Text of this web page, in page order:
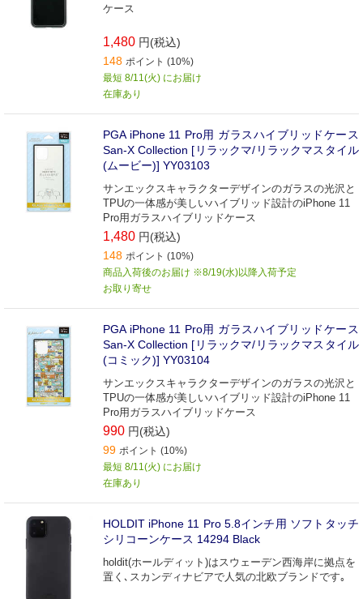
ケース
1,480 円(税込)
148 ポイント (10%)
最短 8/11(火) にお届け
在庫あり
PGA iPhone 11 Pro用 ガラスハイブリッドケース
San-X Collection [リラックマ/リラックマスタイル
(ムービー)] YY03103
サンエックスキャラクターデザインのガラスの光沢と
TPUの一体感が美しいハイブリッド設計のiPhone 11
Pro用ガラスハイブリッドケース
1,480 円(税込)
148 ポイント (10%)
商品入荷後のお届け ※8/19(水)以降入荷予定
お取り寄せ
PGA iPhone 11 Pro用 ガラスハイブリッドケース
San-X Collection [リラックマ/リラックマスタイル
(コミック)] YY03104
サンエックスキャラクターデザインのガラスの光沢と
TPUの一体感が美しいハイブリッド設計のiPhone 11
Pro用ガラスハイブリッドケース
990 円(税込)
99 ポイント (10%)
最短 8/11(火) にお届け
在庫あり
HOLDIT iPhone 11 Pro 5.8インチ用 ソフトタッチ
シリコーンケース 14294 Black
holdit(ホールディット)はスウェーデン西海岸に拠点を
置く､スカンディナビアで人気の北欧ブランドです｡